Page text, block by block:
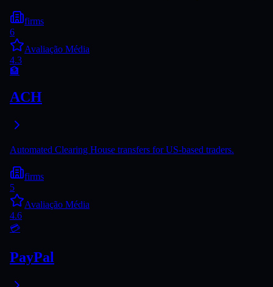
firms
6
Avaliação Média
4.3
🏦
ACH
Automated Clearing House transfers for US-based traders.
firms
5
Avaliação Média
4.6
💳
PayPal